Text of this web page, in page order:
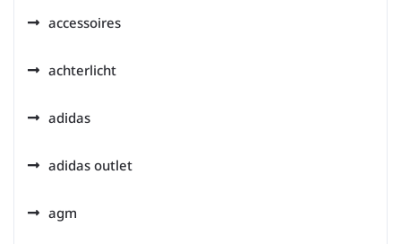
accessoires
achterlicht
adidas
adidas outlet
agm